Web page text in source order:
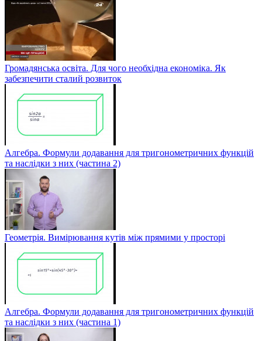
Громадянська освіта. Для чого необхідна економіка. Як
забезпечити сталий розвиток
Алгебра. Формули додавання для тригонометричних функцій
та наслідки з них (частина 2)
Геометрія. Вимірювання кутів між прямими у просторі
Алгебра. Формули додавання для тригонометричних функцій
та наслідки з них (частина 1)